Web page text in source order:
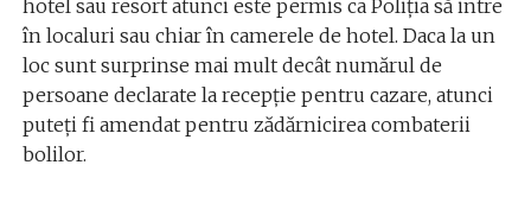
hotel sau resort atunci este permis ca Poliția să intre
în localuri sau chiar în camerele de hotel. Daca la un
loc sunt surprinse mai mult decât numărul de
persoane declarate la recepție pentru cazare, atunci
puteți fi amendat pentru zădărnicirea combaterii
bolilor.